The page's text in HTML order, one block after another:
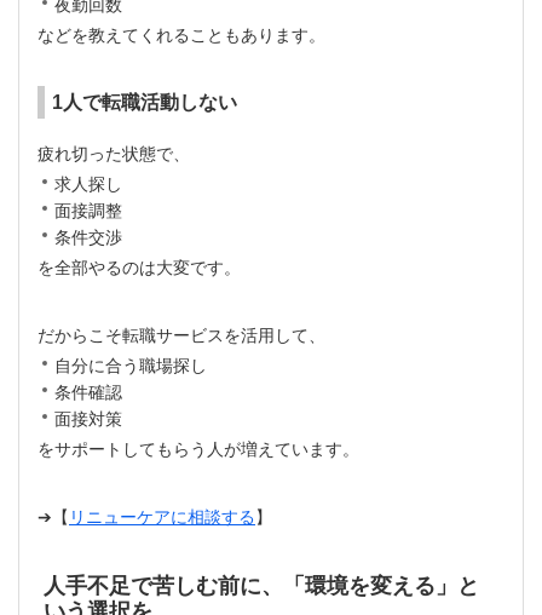
夜勤回数
などを教えてくれることもあります。
1人で転職活動しない
疲れ切った状態で、
求人探し
面接調整
条件交渉
を全部やるのは大変です。
だからこそ転職サービスを活用して、
自分に合う職場探し
条件確認
面接対策
をサポートしてもらう人が増えています。
➔【 リニューケアに相談する】
人手不足で苦しむ前に、「環境を変える」と